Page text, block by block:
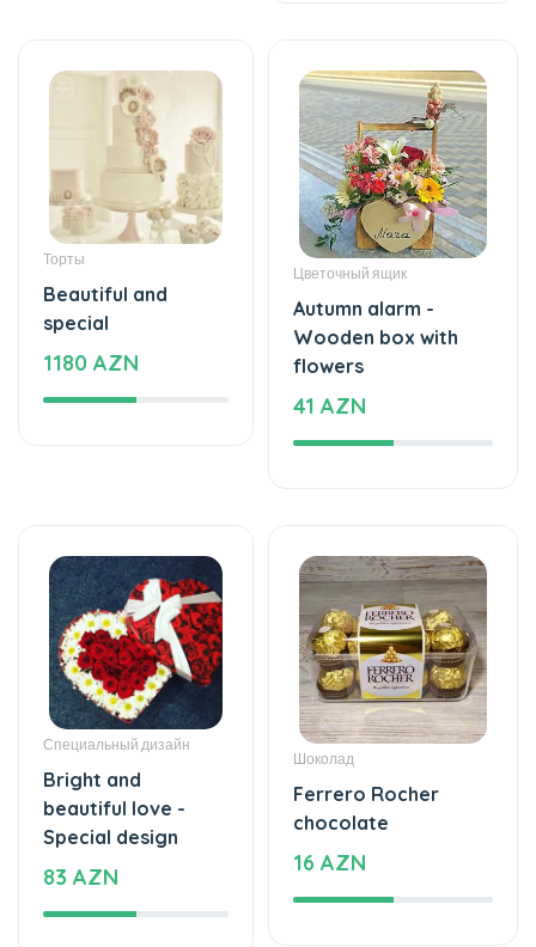
Торты
Beautiful and
special
1180 AZN
Цветочный ящик
Autumn alarm -
Wooden box with
flowers
41 AZN
Специальный дизайн
Bright and
beautiful love -
Special design
83 AZN
Шоколад
Ferrero Rocher
chocolate
16 AZN